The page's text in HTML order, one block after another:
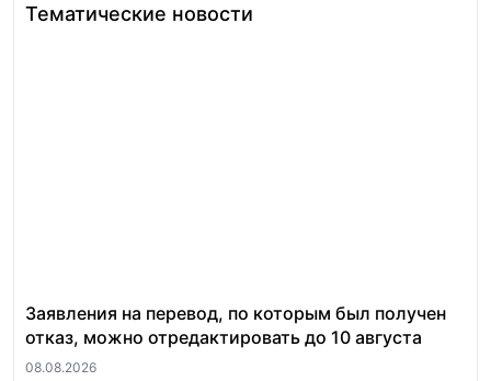
Тематические новости
Заявления на перевод, по которым был получен
отказ, можно отредактировать до 10 августа
08.08.2026